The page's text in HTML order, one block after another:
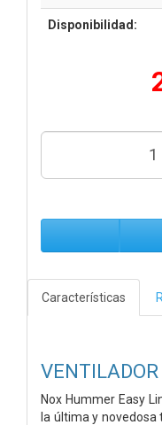
Disponibilidad:
Características
Nox Hummer Easy
la última y